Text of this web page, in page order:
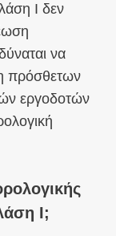
I δεν
να
πρόσθετων
εργοδοτών
I;